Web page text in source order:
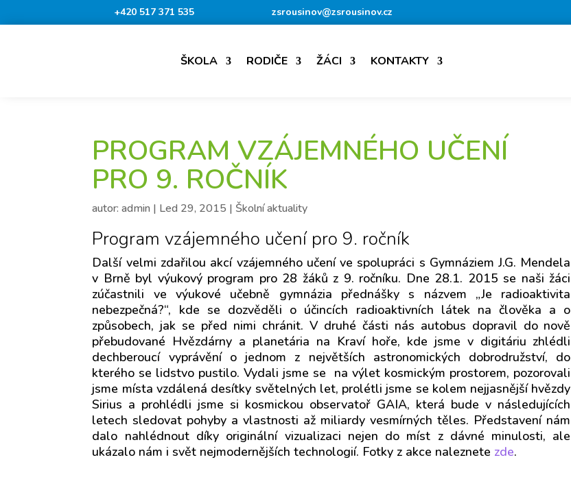
+420 517 371 535 zsrousinov@zsrousinov.cz
ŠKOLA RODIČE ŽÁCI KONTAKTY
PROGRAM VZÁJEMNÉHO UČENÍ
PRO 9. ROČNÍK
autor:admin | Led 29, 2015 | Školní aktuality
Program vzájemného učení pro 9. ročník
Další velmi zdařilou akcí vzájemného učení ve spolupráci s Gymnáziem J.G. Mendela
v Brně byl výukový program pro 28 žáků z 9. ročníku. Dne 28.1. 2015 se naši žáci
zúčastnili ve výukové učebně gymnázia přednášky s názvem „Je radioaktivita
nebezpečná?“, kde se dozvěděli o účincích radioaktivních látek na člověka a o
způsobech, jak se před nimi chránit. V druhé části nás autobus dopravil do nově
přebudované Hvězdárny a planetária na Kraví hoře, kde jsme v digitáriu zhlédli
dechberoucí vyprávění o jednom z největších astronomických dobrodružství, do
kterého se lidstvo pustilo. Vydali jsme se na výlet kosmickým prostorem, pozorovali
jsme místa vzdálená desítky světelných let, prolétli jsme se kolem nejjasnější hvězdy
Sirius a prohlédli jsme si kosmickou observatoř GAIA, která bude v následujících
letech sledovat pohyby a vlastnosti až miliardy vesmírných těles. Představení nám
dalo nahlédnout díky originální vizualizaci nejen do míst z dávné minulosti, ale
ukázalo nám i svět nejmodernějších technologií. Fotky z akce naleznete zde.